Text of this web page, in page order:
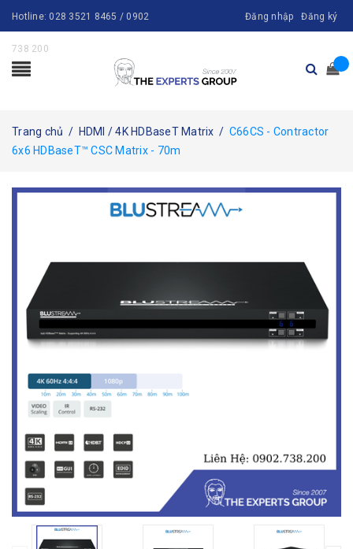
Hotline: 028 3521 8465 / 0902
738 200
Đăng nhập Đăng ký
Trang chủ / HDMI / 4K HDBaseT Matrix / C66CS - Contractor
6x6 HDBaseT™ CSC Matrix - 70m